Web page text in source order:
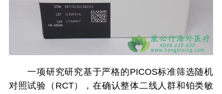
一项研究研究基于严格的PICOS标准筛选随机
对照试验（RCT），在确认整体二线人群和铂类敏